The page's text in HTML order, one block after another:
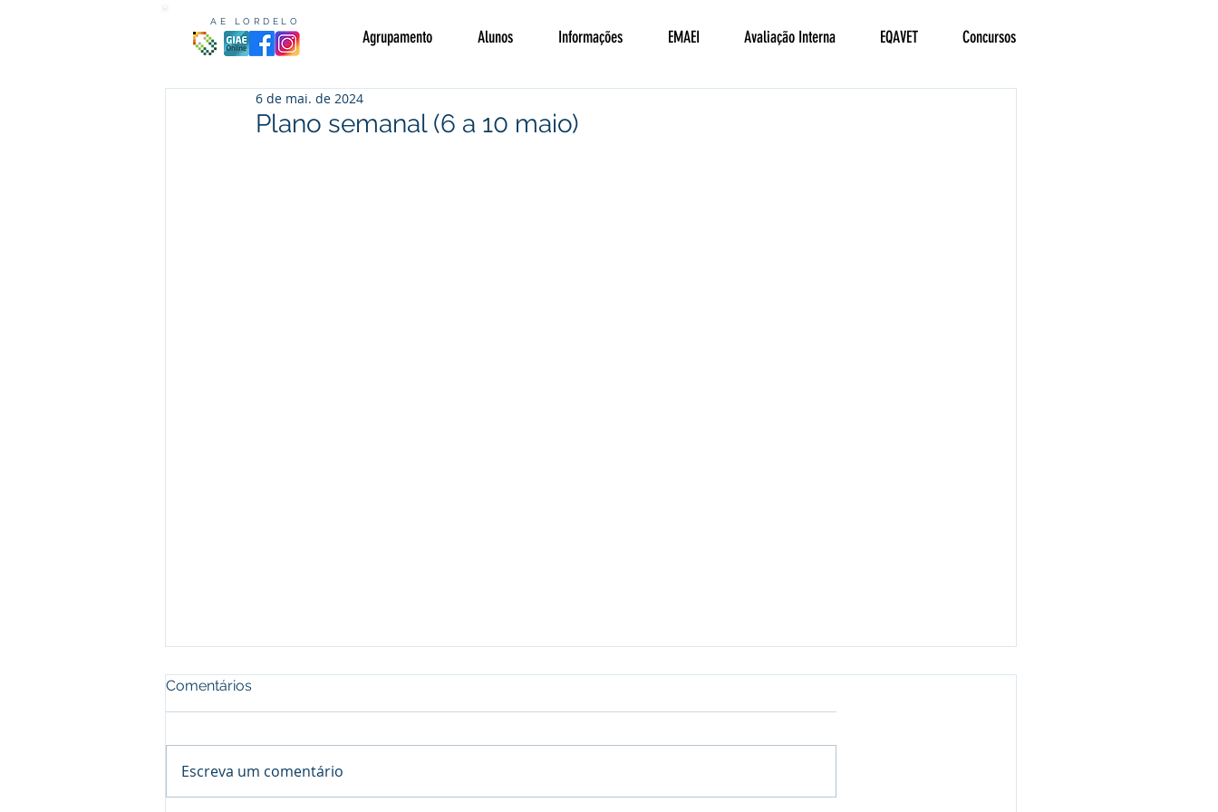
Agrupamento Alunos Informações EMAEI Avaliação Interna EQAVET Concursos
AE LORDELO
Plano semanal (6 a 10 maio)
6 de mai. de 2024
Comentários
Escreva um comentário